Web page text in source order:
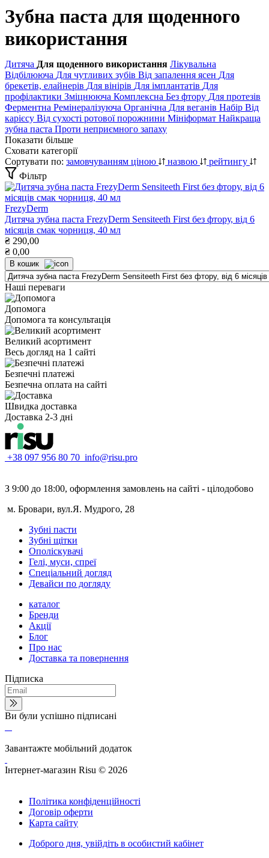
Зубна паста для щоденного
використання
Дитяча Для щоденного використання Лікувальна
Відбілююча Для чутливих зубів Від запалення ясен Для
брекетів, елайнерів Для вінірів Для імплантатів Для
профілактики Зміцнююча Комплексна Без фтору Для протезів
Ферментна Ремінералізуюча Органічна Для веганів Набір Від
карієсу Від сухості ротової порожнини Мініформат Найкраща
зубна паста Проти неприємного запаху
Показати більше
Сховати категорії
Сортувати по: замовчуванням ціною назвою
рейтингу
Фільтр
FrezyDerm
Дитяча зубна паста FrezyDerm Sensiteeth First без фтору, від 6
місяців смак чорниця, 40 мл
₴ 290,00
₴ 0,00
В кошик
Наші переваги
Допомога
Допомога та консультація
Великий асортимент
Весь догляд на 1 сайті
Безпечні платежі
Безпечна оплата на сайті
Швидка доставка
Доставка 2-3 дні
+38 097 956 80 70 info@risu.pro
З 9:00 до 18:00, оформлення замовлень на сайті - цілодобово
м. Бровари, вул.Я. Мудрого, 28
Зубні пасти
Зубні щітки
Ополіскувачі
Гелі, муси, спреї
Спеціальний догляд
Девайси по догляду
каталог
Бренди
Акції
Блог
Про нас
Доставка та повернення
Підписка
Ви були успішно підписані
Завантажте мобільний додаток
Інтернет-магазин Risu © 2026
Політика конфіденційності
Договір оферти
Карта сайту
Доброго дня, увійдіть в особистий кабінет